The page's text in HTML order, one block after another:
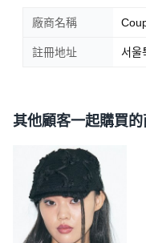
廠商名稱
註冊地址 서울
其他顧客一起購買